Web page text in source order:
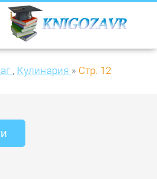
, Кулинария » Стр. 12